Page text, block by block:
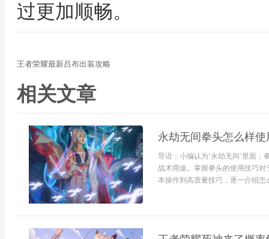
过更加顺畅。
王者荣耀最新吕布出装攻略
相关文章
永劫无间拳头怎么样使
导语：小编认为‘永劫无间’里面
战术用途。掌握拳头的使用技巧
本操作到高质量技巧，逐一介绍怎